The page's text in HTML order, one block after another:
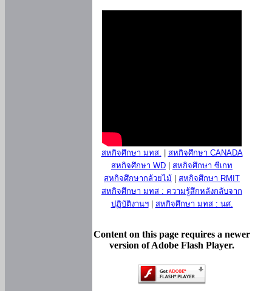
สหกิจศึกษา มทส.
สหกิจศึกษา CANADA
สหกิจศึกษา WD
สหกิจศึกษา ซีเกท
สหกิจศึกษากล้วยไม้
สหกิจศึกษา RMIT
สหกิจศึกษา มทส : ความรู้สึกหลังกลับจาก
ปฏิบัติงานฯ| สหกิจศึกษา มทส : นศ.
Content on this page requires a newer
version of Adobe Flash Player.